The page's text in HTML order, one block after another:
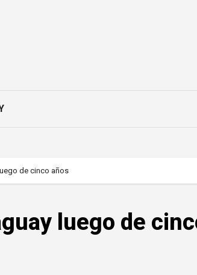
de cinco años
luego de